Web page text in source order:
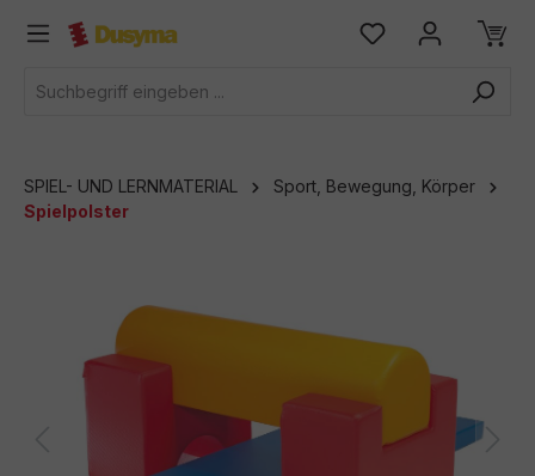
springen
SPIEL- UND LERNMATERIAL
Sport, Bewegung, Körper
Spielpolster
Bildergalerie überspringen